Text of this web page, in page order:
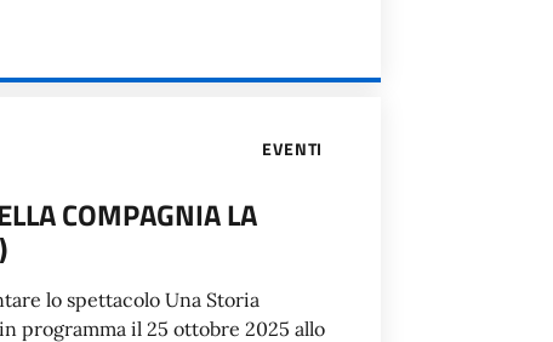
EVENTI
COMPAGNIA LA
lo spettacolo Una Storia
programma il 25 ottobre 2025 allo